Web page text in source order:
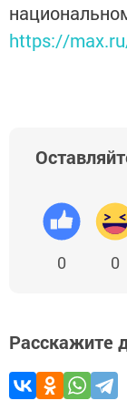
https://
0 0
Расскажите